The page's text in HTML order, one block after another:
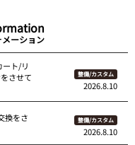
ーション
ート/リ
させて
整備/カスタム
2026.8.10
換をさ
整備/カスタム
2026.8.10